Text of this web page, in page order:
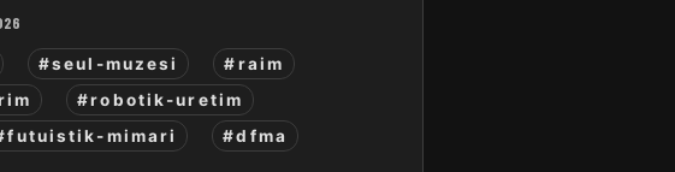
#seul-muzesi
#raim
#robotik-uretim
mimari #dfma